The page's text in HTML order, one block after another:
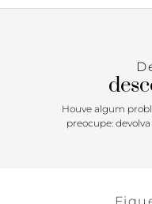
lateral em tira fina, alça
Houve algum
preocupe: